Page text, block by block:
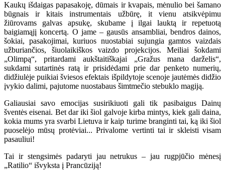
Kaukų išdaigas papasakoję, dūmais ir kvapais, mėnulio bei šamano
būgnais ir kitais instrumentais užbūrę, it vienu atsikvėpimu
žiūrovams galvas apsukę, skubame į ilgai lauktą ir repetuotą
baigiamąjį koncertą. O jame – gausūs ansambliai, bendros dainos,
šokiai, pasakojimai, kuriuos nuostabiai sujungia gamtos vaizdais
užburiančios, šiuolaikiškos vaizdo projekcijos. Meiliai šokdami
„Olimpą“, pritardami aukštaitiškajai „Gražus mana darželis“,
sukdami sutartinės ratą ir prisidėdami prie dar penketo numerių,
didžiulėje puikiai šviesos efektais išpildytoje scenoje jautėmės didžio
įvykio dalimi, pajutome nuostabaus šimtmečio stebuklo magiją.
Galiausiai savo emocijas susirikiuoti gali tik pasibaigus Dainų
šventės eisenai. Bet dar iki šiol galvoje kirba mintys, kiek gali daina,
kokia mums yra svarbi Lietuva ir kaip turime branginti tai, ką iki šiol
puoselėjo mūsų protėviai... Privalome vertinti tai ir skleisti visam
pasauliui!
Tai ir stengsimės padaryti jau netrukus – jau rugpjūčio mėnesį
„Ratilio“ išvyksta į Prancūziją!